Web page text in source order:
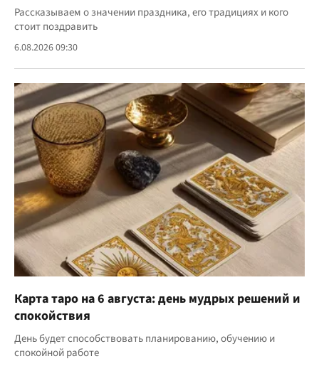
Рассказываем о значении праздника, его традициях и кого
стоит поздравить
6.08.2026 09:30
Карта таро на 6 августа: день мудрых решений и
спокойствия
День будет способствовать планированию, обучению и
спокойной работе